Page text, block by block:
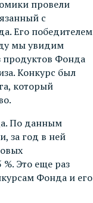
провели
с
Его победителем
мы увидим
Фонда
Конкурс был
который
По данным
за год в ней
%. Это еще раз
Фонда и его